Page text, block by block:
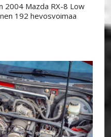
2004 Mazda RX-8 Low
192 hevosvoimaa